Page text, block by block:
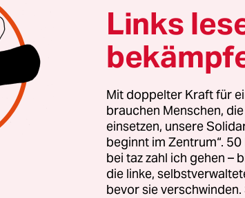
Benjamin Netanjahu ab
Annexion von Teilen des
per Kabinettsbeschluss oder mit
umsetzen.
immer ist völlig unklar, um
für eine Annexion von
Nahostplan, den die US-Regierung
Vision, die einen noch zu
Palästina und ein flächenmäßig
Links
Mit doppelter Kraft für
brauchen Menschen,
einsetzen, unsere
beginnt im Zentrum“.
bei taz zahl ich gehen –
die linke,
bevor sie